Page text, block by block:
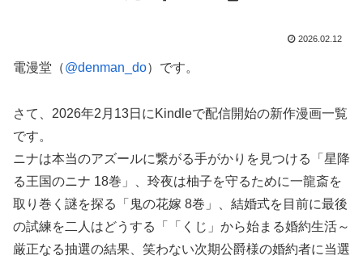
2026.02.12
電漫堂（@denman_do）です。
さて、2026年2月13日にKindleで配信開始の新作漫画一覧
です。
ニナは本当のアズールに繋がる手がかりを見つける「星降
る王国のニナ 18巻」、玲夜は柚子を守るために一龍斎を
取り巻く謎を探る「鬼の花嫁 8巻」、結婚式を目前に最後
の試練を二人はどうする「「くじ」から始まる婚約生活～
厳正なる抽選の結果、笑わない次期公爵様の婚約者に当選